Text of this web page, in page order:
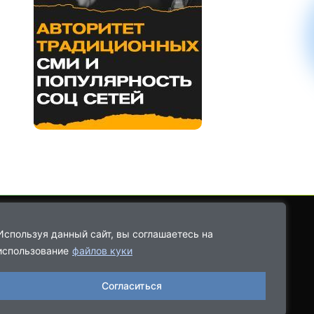
данный сайт, вы соглашаетесь на
файлов куки
Согласиться
9021-68-08-43